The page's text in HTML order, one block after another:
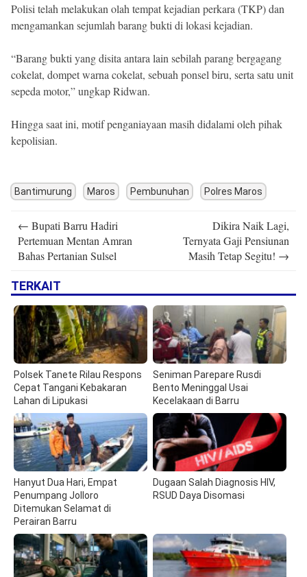
Polisi telah melakukan olah tempat kejadian perkara (TKP) dan
mengamankan sejumlah barang bukti di lokasi kejadian.
“Barang bukti yang disita antara lain sebilah parang bergagang
cokelat, dompet warna cokelat, sebuah ponsel biru, serta satu unit
sepeda motor,” ungkap Ridwan.
Hingga saat ini, motif penganiayaan masih didalami oleh pihak
kepolisian.
Bantimurung Maros Pembunuhan Polres Maros
navigation
← Bupati Barru Hadiri
Pertemuan Mentan Amran
Bahas Pertanian Sulsel
Dikira Naik Lagi,
Ternyata Gaji Pensiunan
Masih Tetap Segitu! →
TERKAIT
Polsek Tanete Rilau Respons
Cepat Tangani Kebakaran
Lahan di Lipukasi
Seniman Parepare Rusdi
Bento Meninggal Usai
Kecelakaan di Barru
Hanyut Dua Hari, Empat
Penumpang Jolloro
Ditemukan Selamat di
Perairan Barru
Dugaan Salah Diagnosis HIV,
RSUD Daya Disomasi